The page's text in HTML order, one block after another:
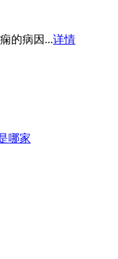
的病因...详情
哪家